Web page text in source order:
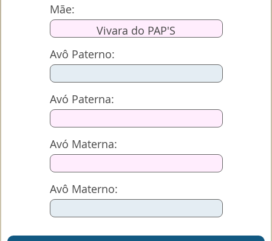
Mãe:
Vivara do PAP'S
Avô Paterno:
Avó Paterna:
Avó Materna:
Avô Materno: